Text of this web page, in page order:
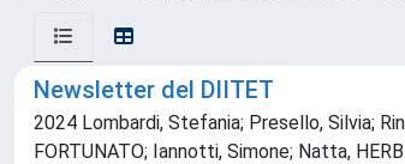
Newsletter del DIITET
2024 Lombardi, Stefania; Presello, Silvia;
FORTUNATO; Iannotti, Simone; Natta,